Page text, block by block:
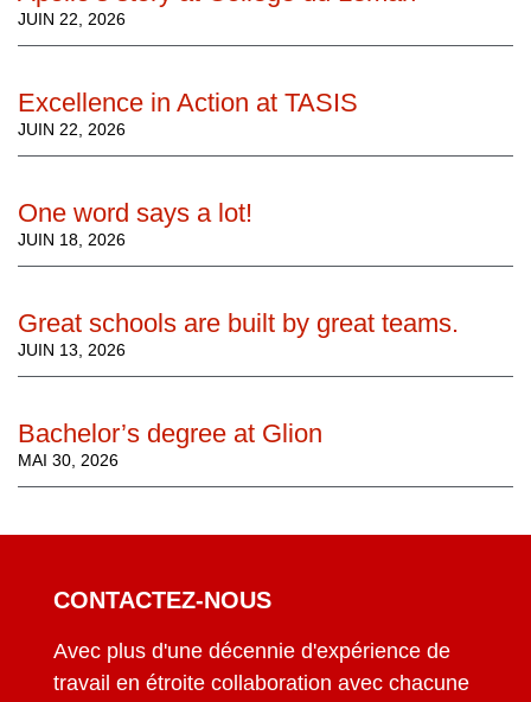
JUIN 22, 2026
Excellence in Action at TASIS
JUIN 22, 2026
One word says a lot!
JUIN 18, 2026
Great schools are built by great teams.
JUIN 13, 2026
Bachelor’s degree at Glion
MAI 30, 2026
CONTACTEZ-NOUS
Avec plus d'une décennie d'expérience de
travail en étroite collaboration avec chacune